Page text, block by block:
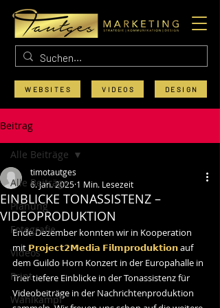
WEBSITES VIDEOS DESIGN
Beitrag
Alle Beiträge
Planung
Fotografie
Videos
Print
Wahlkampf
Alle Beiträge
EINBLICKE TONASSISTENZ –
VIDEOPRODUKTION
timotautges
6. Jan. 2025 1 Min. Lesezeit
Ende Dezember konnten wir in Kooperation
mit 𝗣𝗿𝗼𝗷𝗲𝗰𝘁𝟮𝗠𝗲𝗱𝗶𝗮 𝗙𝗶𝗹𝗺𝗽𝗿𝗼𝗱𝘂𝗸𝘁𝗶𝗼𝗻 auf
dem Guildo Horn Konzert in der Europahalle in
Trier tiefere Einblicke in der Tonassistenz für
Videobeiträge in der Nachrichtenproduktion